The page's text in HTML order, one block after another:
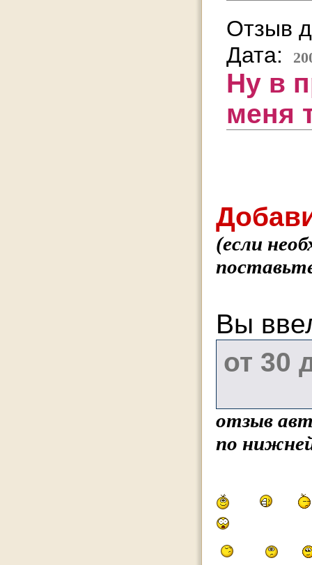
Отзыв
Дата:
Ну в
меня
(если
Вы
отзыв
по